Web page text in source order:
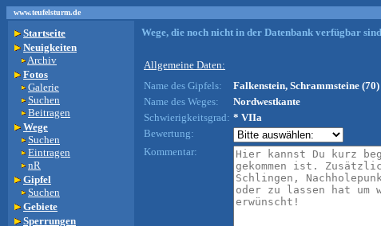
www.teufelsturm.de
Startseite
Neuigkeiten
Archiv
Fotos
Galerie
Suchen
Beitragen
Wege
Suchen
Eintragen
nR
Gipfel
Suchen
Gebiete
Sperrungen
Wege, die noch nicht in der Datenbank verfügbar
Allgemeine Daten:
Name des Gipfels:
Falkenstein, Schrammsteine (70)
Name des Weges:
Nordwestkante
Schwierigkeitsgrad: * VIIa
Bewertung:
Kommentar: